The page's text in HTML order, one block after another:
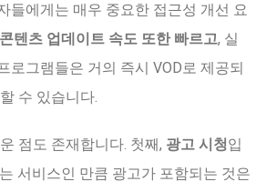
들에게는 매우 중요한 접근성 개선 요
콘텐츠 업데이트 속도 또한 빠르고, 실
로그램들은 거의 즉시 VOD로 제공되
수 있습니다.
점도 존재합니다. 첫째, 광고 시청입
서비스인 만큼 광고가 포함되는 것은